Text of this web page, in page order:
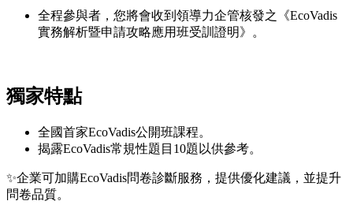
全程參與者，您將會收到領導力企管核發之《EcoVadis
實務解析暨申請攻略應用班受訓證明》。
獨家特點
全國首家EcoVadis公開班課程。
揭露EcoVadis常規性題目10題以供參考。
✨企業可加購EcoVadis問卷診斷服務，提供優化建議，並提升
問卷品質。